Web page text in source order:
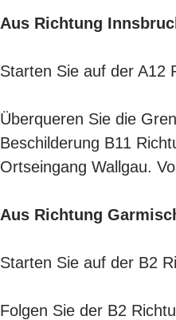
Aus Richtung
Starten Sie auf der A12
Überqueren Sie die
Beschilderung B11
Ortseingang Wallgau.
Aus Richtung
Starten Sie auf der B2
Folgen Sie der B2